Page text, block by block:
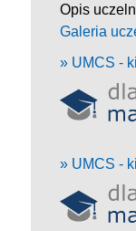
Opis
Galeria
» UMCS -
» UMCS -